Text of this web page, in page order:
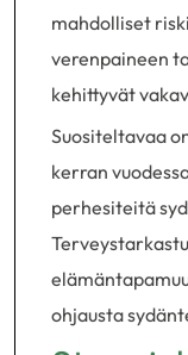
mahdolliset
verenpaineen
kehittyvät
Suositeltavaa
kerran
perhesiteitä
ohjausta